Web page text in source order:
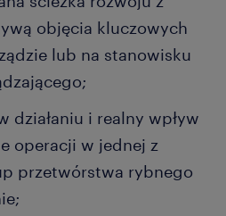
objęcia kluczowych
lub na stanowisku
działaniu i realny wpływ
operacji w jednej z
przetwórstwa rybnego